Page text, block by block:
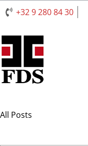
+32 9 280 84 30
All Posts